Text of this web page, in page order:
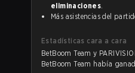
eliminaciones.
Más asistencias del
Estadísticas cara a cara
BetBoom Team había